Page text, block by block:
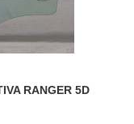
RANGER 5D